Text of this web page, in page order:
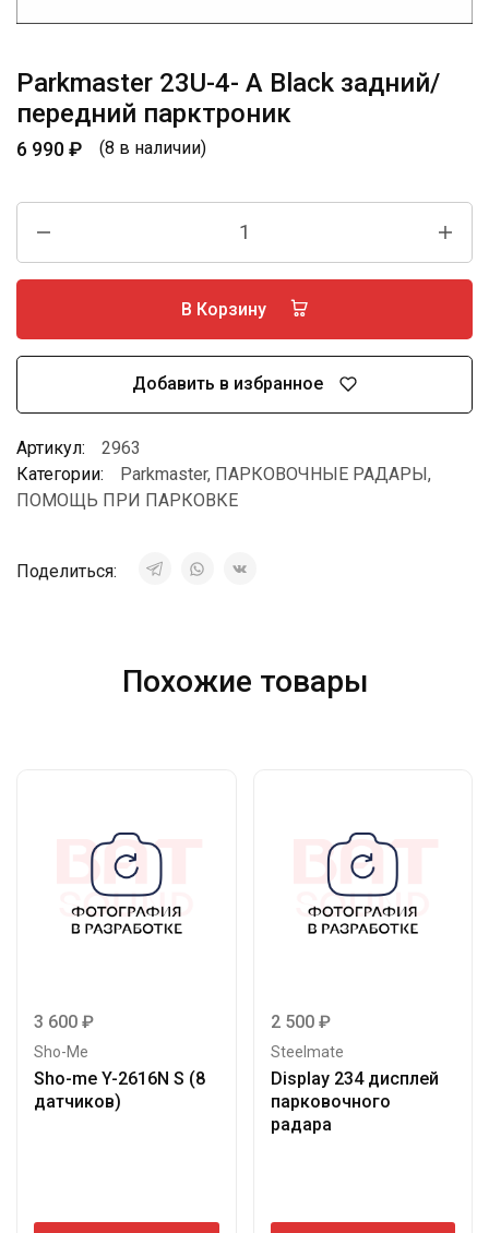
Parkmaster 23U-4- A Black задний/
передний парктроник
6 990₽ (8 в наличии)
В Корзину
Добавить в избранное
Артикул:
2963
Категории:
Parkmaster, ПАРКОВОЧНЫЕ РАДАРЫ,
ПОМОЩЬ ПРИ ПАРКОВКЕ
Поделиться:
Похожие товары
3 600 ₽
Sho-Me
Sho-me Y-2616N S (8
датчиков)
2 500 ₽
Steelmate
Display 234 дисплей
парковочного
радара